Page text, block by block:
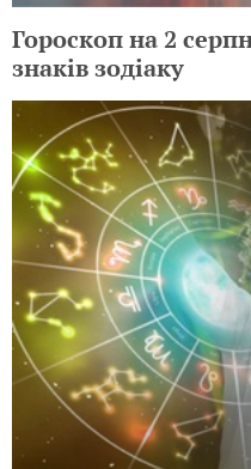
Гороскоп на 2
знаків зодіаку